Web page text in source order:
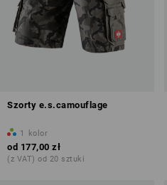
Szorty e.s.camouflage
1 kolor
od 177,00 zł
(z VAT) od 20 sztuki